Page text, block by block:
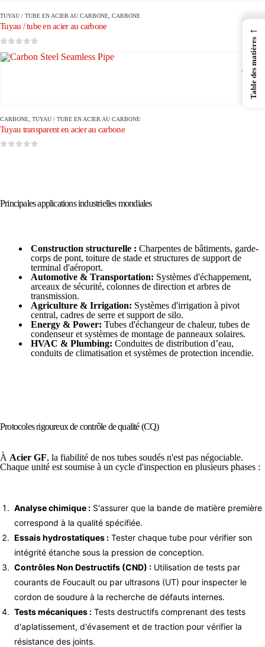
TUYAU / TUBE EN ACIER AU CARBONE, CARBONE
Tuyau / tube en acier au carbone
CARBONE TUYAU / TUBE EN ACIER AU CARBONE
Tuyau transparent en acier au carbone
Principales applications industrielles mondiales
Construction structurelle : Charpentes de bâtiments, garde-
corps de pont, toiture de stade et structures de support de
terminal d'aéroport.
Automotive & Transportation: Systèmes d'échappement,
arceaux de sécurité, colonnes de direction et arbres de
transmission.
Agriculture & Irrigation: Systèmes d'irrigation à pivot
central, cadres de serre et support de silo.
Energy & Power: Tubes d'échangeur de chaleur, tubes de
condenseur et systèmes de montage de panneaux solaires.
HVAC & Plumbing: Conduites de distribution d’eau,
conduits de climatisation et systèmes de protection incendie.
Protocoles rigoureux de contrôle de qualité (CQ)
À Acier GF, la fiabilité de nos tubes soudés n'est pas négociable.
Chaque unité est soumise à un cycle d'inspection en plusieurs phases :
Analyse chimique : S'assurer que la bande de matière première
correspond à la qualité spécifiée.
Essais hydrostatiques : Tester chaque tube pour vérifier son
intégrité étanche sous la pression de conception.
Contrôles Non Destructifs (CND) : Utilisation de tests par
courants de Foucault ou par ultrasons (UT) pour inspecter le
cordon de soudure à la recherche de défauts internes.
Tests mécaniques : Tests destructifs comprenant des tests
d'aplatissement, d'évasement et de traction pour vérifier la
résistance des joints.
←
Table des matières